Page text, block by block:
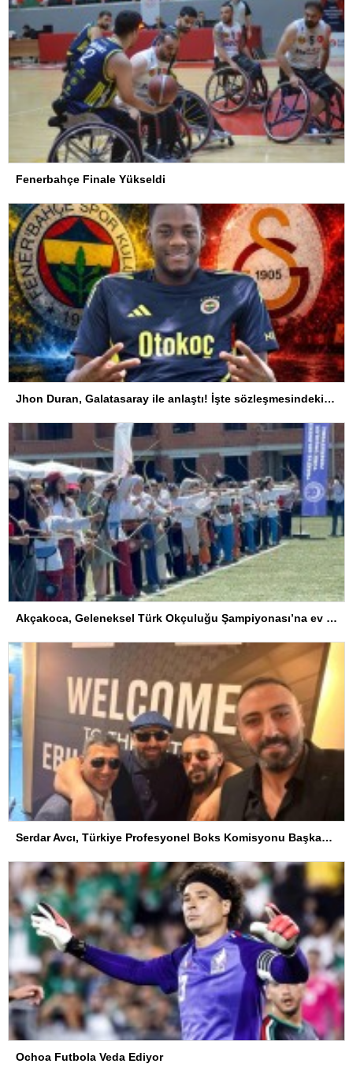
Fenerbahçe Finale Yükseldi
Jhon Duran, Galatasaray ile anlaştı! İşte sözleşmesindeki özel madde
Akçakoca, Geleneksel Türk Okçuluğu Şampiyonası’na ev sahipliği yapıyor
Serdar Avcı, Türkiye Profesyonel Boks Komisyonu Başkanı Seçildi
Ochoa Futbola Veda Ediyor